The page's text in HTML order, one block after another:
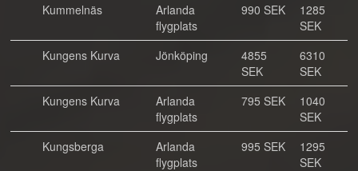
Kummelnäs
Arlanda
flygplats
990 SEK
1285
SEK
Kungens Kurva
Jönköping
4855
SEK
6310
SEK
Kungens Kurva
Arlanda
flygplats
795 SEK
1040
SEK
Kungsberga
Arlanda
flygplats
995 SEK
1295
SEK